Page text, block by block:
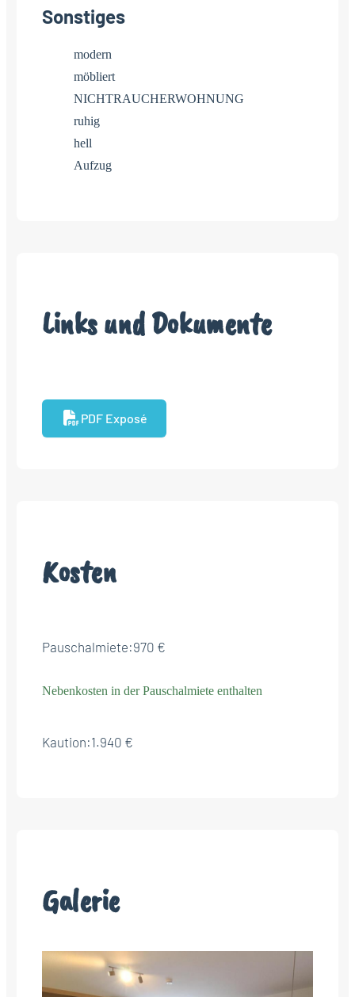
Sonstiges
modern
möbliert
NICHTRAUCHERWOHNUNG
ruhig
hell
Aufzug
Links und Dokumente
PDF Exposé
Kosten
Pauschalmiete:970 €
Nebenkosten in der Pauschalmiete enthalten
Kaution:1.940 €
Galerie